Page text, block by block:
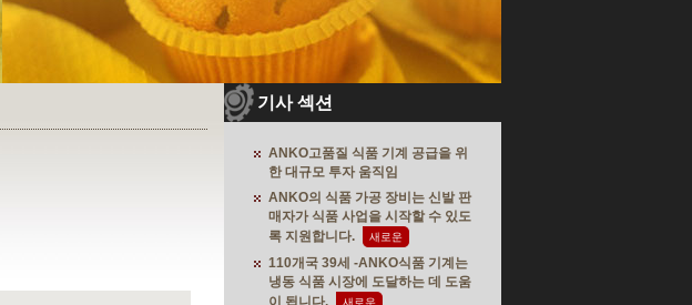
기사 섹션
ANKO고품질 식품 기계 공급을 위
한 대규모 투자 움직임
ANKO의 식품 가공 장비는 신발 판
매자가 식품 사업을 시작할 수 있도
록 지원합니다.
새로운
110개국 39세 -ANKO식품 기계는
냉동 식품 시장에 도달하는 데 도움
이 됩니다.
새로운